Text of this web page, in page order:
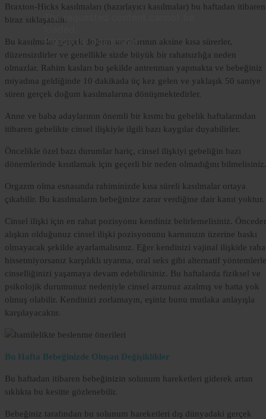
Lorem
Ipsum
Lorem
Ipsum
Dolor
Braxton-Hicks kasılmaları (hazırlayıcı kasılmalar) bu haftadan itibaren
biraz sıklaşabilir.
Bu kasılmalar gerçek doğum sancılarının aksine kısa sürerler,
düzensizdirler ve genellikle sizde büyük bir rahatsızlığa neden
olmazlar. Rahim kasları bu şekilde antrenman yapmakta ve bebeğiniz
miyadına geldiğinde 10 dakikada üç kez gelen ve yaklaşık 50 saniye
süren gerçek doğum kasılmalarına dönüşmektedirler.
Anne ve baba adaylarının önemli bir kısmı bu gebelik haftalarından
itibaren gebelikte cinsel ilişkiyle ilgili bazı kaygılar duyabilirler.
Öncelikle özel bazı durumlar hariç, cinsel ilişkiyi gebeliğin bazı
dönemlerinde kısıtlamak için geçerli bir neden olmadığını bilmelisiniz.
Orgazm olma esnasında rahiminizde kısa süreli kasılmalar ortaya
çıkabilir. Bu kasılmaların bebeğinize zarar verdiğine dair kanıt yoktur.
Cinsel ilişki için en rahat pozisyonu kendiniz belirlemelisiniz.
alışkın olduğunuz cinsel ilişki pozisyonunu karnınızın üzerine baskı
olmayacak şekilde ayarlamalısınız. Eğer kendinizi vajinal ilişkide
hissetmiyorsanız karşılıklı uyarma, oral seks gibi alternatif yöntemlerle
cinselliğinizi yaşamaya devam edebilirsiniz. Bu haftalarda fiziksel ve
psikolojik durumunuz nedeniyle cinsel arzunuz azalmış ve hatta yok
olmuş olabilir. Kendinizi zorlamayın, eşiniz bunu mutlaka anlayışla
karşılayacaktır.
Bu Hafta Bebeğinizde Oluşan Değişiklikler
Bu haftadan itibaren bebeğinizin solunum hareketleri giderek artan
sıklıkta bu kesitte gözlenebilir.
Bebeğiniz tarafından bu solunum hareketleri dış dünyadaki gerçek
The requested content cannot be
Please try again later.